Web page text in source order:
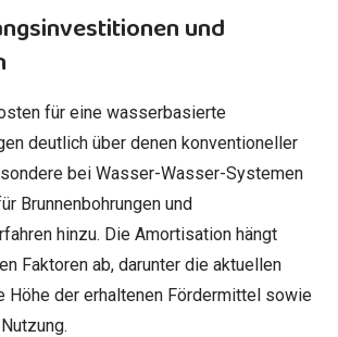
und
für eine wasserbasierte
deutlich über denen konventioneller
bei Wasser-Wasser-Systemen
Brunnenbohrungen und
hinzu. Die Amortisation hängt
Faktoren ab, darunter die aktuellen
Höhe der erhaltenen Fördermittel sowie